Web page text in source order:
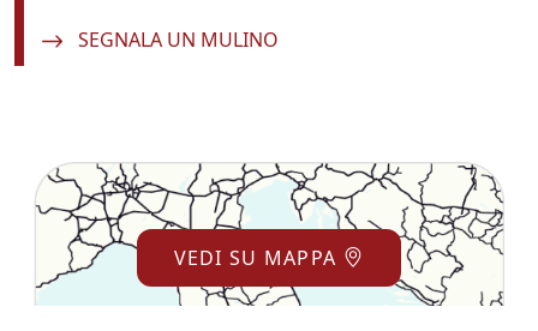
VEDI SU MAPPA
Navigate to:
SEGNALA UN MULINO